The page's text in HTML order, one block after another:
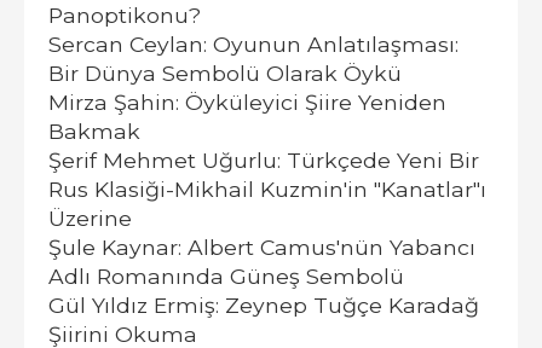
Panoptikonu?
Sercan Ceylan: Oyunun Anlatılaşması:
Bir Dünya Sembolü Olarak Öykü
Mirza Şahin: Öyküleyici Şiire Yeniden
Bakmak
Şerif Mehmet Uğurlu: Türkçede Yeni Bir
Rus Klasiği-Mikhail Kuzmin'in "Kanatlar"ı
Üzerine
Şule Kaynar: Albert Camus'nün Yabancı
Adlı Romanında Güneş Sembolü
Gül Yıldız Ermiş: Zeynep Tuğçe Karadağ
Şiirini Okuma